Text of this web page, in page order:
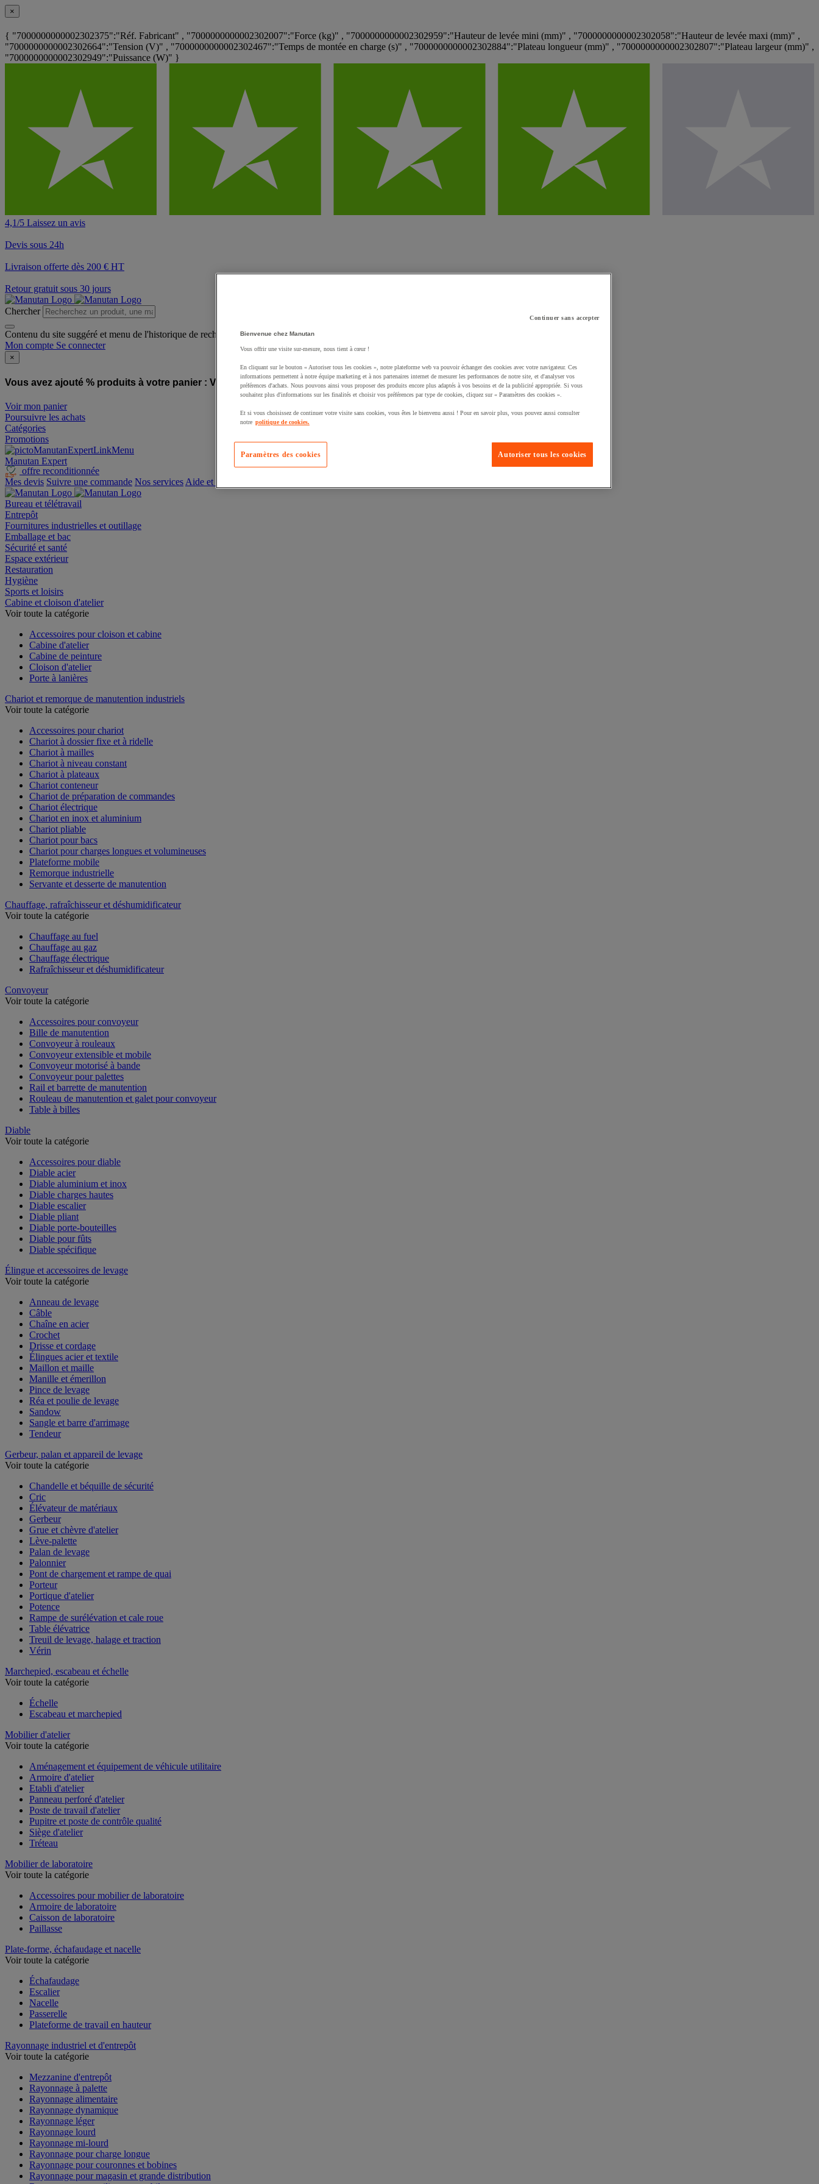
×
{ "7000000000002302375":"Réf. Fabricant" , "7000000000002302007":"Force (kg)" , "7000000000002302959":"Hauteur de levée mini (mm)" , "7000000000002302058":"Hauteur de levée maxi (mm)" ,
"7000000000002302664":"Tension (V)" , "7000000000002302467":"Temps de montée en charge (s)" , "7000000000002302884":"Plateau longueur (mm)" , "7000000000002302807":"Plateau largeur (mm)" ,
"7000000000002302949":"Puissance (W)" }
4,1/5 Laissez un avis
Devis sous 24h
Livraison offerte dès 200 € HT
Retour gratuit sous 30 jours
Chercher
Contenu du site suggéré et menu de l'historique de recherche
Mon compte Se connecter
×
Vous avez ajouté % produits à votre panier : Vous avez ajouté un produit à votre panier :
Voir mon panier
Poursuivre les achats
Catégories
Promotions
Manutan Expert
offre reconditionnée
Mes devis Suivre une commande Nos services Aide et contact
Bureau et télétravail
Entrepôt
Fournitures industrielles et outillage
Emballage et bac
Sécurité et santé
Espace extérieur
Restauration
Hygiène
Sports et loisirs
Cabine et cloison d'atelier
Voir toute la catégorie
Accessoires pour cloison et cabine
Cabine d'atelier
Cabine de peinture
Cloison d'atelier
Porte à lanières
Chariot et remorque de manutention industriels
Voir toute la catégorie
Accessoires pour chariot
Chariot à dossier fixe et à ridelle
Chariot à mailles
Chariot à niveau constant
Chariot à plateaux
Chariot conteneur
Chariot de préparation de commandes
Chariot électrique
Chariot en inox et aluminium
Chariot pliable
Chariot pour bacs
Chariot pour charges longues et volumineuses
Plateforme mobile
Remorque industrielle
Servante et desserte de manutention
Chauffage, rafraîchisseur et déshumidificateur
Voir toute la catégorie
Chauffage au fuel
Chauffage au gaz
Chauffage électrique
Rafraîchisseur et déshumidificateur
Convoyeur
Voir toute la catégorie
Accessoires pour convoyeur
Bille de manutention
Convoyeur à rouleaux
Convoyeur extensible et mobile
Convoyeur motorisé à bande
Convoyeur pour palettes
Rail et barrette de manutention
Rouleau de manutention et galet pour convoyeur
Table à billes
Diable
Voir toute la catégorie
Accessoires pour diable
Diable acier
Diable aluminium et inox
Diable charges hautes
Diable escalier
Diable pliant
Diable porte-bouteilles
Diable pour fûts
Diable spécifique
Élingue et accessoires de levage
Voir toute la catégorie
Anneau de levage
Câble
Chaîne en acier
Crochet
Drisse et cordage
Élingues acier et textile
Maillon et maille
Manille et émerillon
Pince de levage
Réa et poulie de levage
Sandow
Sangle et barre d'arrimage
Tendeur
Gerbeur, palan et appareil de levage
Voir toute la catégorie
Chandelle et béquille de sécurité
Cric
Élévateur de matériaux
Gerbeur
Grue et chèvre d'atelier
Lève-palette
Palan de levage
Palonnier
Pont de chargement et rampe de quai
Porteur
Portique d'atelier
Potence
Rampe de surélévation et cale roue
Table élévatrice
Treuil de levage, halage et traction
Vérin
Marchepied, escabeau et échelle
Voir toute la catégorie
Échelle
Escabeau et marchepied
Mobilier d'atelier
Voir toute la catégorie
Aménagement et équipement de véhicule utilitaire
Armoire d'atelier
Etabli d'atelier
Panneau perforé d'atelier
Poste de travail d'atelier
Pupitre et poste de contrôle qualité
Siège d'atelier
Tréteau
Mobilier de laboratoire
Voir toute la catégorie
Accessoires pour mobilier de laboratoire
Armoire de laboratoire
Caisson de laboratoire
Paillasse
Plate-forme, échafaudage et nacelle
Voir toute la catégorie
Échafaudage
Escalier
Nacelle
Passerelle
Plateforme de travail en hauteur
Rayonnage industriel et d'entrepôt
Voir toute la catégorie
Mezzanine d'entrepôt
Rayonnage à palette
Rayonnage alimentaire
Rayonnage dynamique
Rayonnage léger
Rayonnage lourd
Rayonnage mi-lourd
Rayonnage pour charge longue
Rayonnage pour couronnes et bobines
Rayonnage pour magasin et grande distribution
Continuer sans accepter
Bienvenue chez Manutan
Vous offrir une visite sur-mesure, nous tient à cœur !
En cliquant sur le bouton « Autoriser tous les cookies », notre plateforme web va pouvoir échanger des cookies avec votre navigateur. Ces
informations permettent à notre équipe marketing et à nos partenaires internet de mesurer les performances de notre site, et d'analyser vos
préférences d'achats. Nous pouvons ainsi vous proposer des produits encore plus adaptés à vos besoins et de la publicité appropriée. Si vous
souhaitez plus d'informations sur les finalités et choisir vos préférences par type de cookies, cliquez sur « Paramètres des cookies ».
Et si vous choisissez de continuer votre visite sans cookies, vous êtes le bienvenu aussi ! Pour en savoir plus, vous pouvez aussi consulter
notre politique de cookies.
Autoriser tous les cookies
Paramètres des cookies